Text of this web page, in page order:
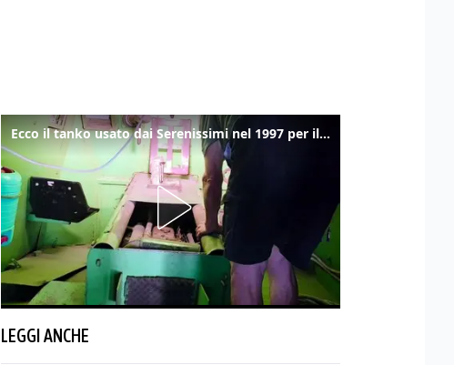
Ecco il tanko usato dai Serenissimi nel 1997 per il blitz a San Marco
LEGGI ANCHE